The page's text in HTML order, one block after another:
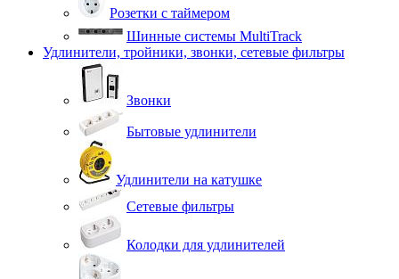
Розетки с таймером
Шинные системы MultiTrack
Удлинители, тройники, звонки, сетевые фильтры
Звонки
Бытовые удлинители
Удлинители на катушке
Сетевые фильтры
Колодки для удлинителей